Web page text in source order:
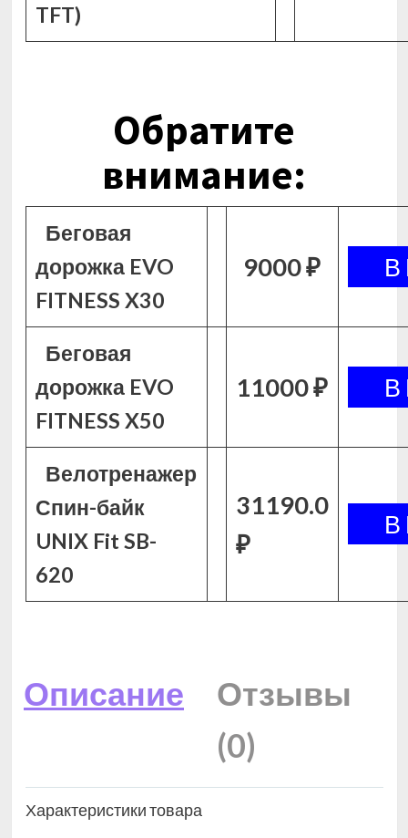
TFT)
Обратите
внимание:
Беговая
дорожка EVO
FITNESS X30
9000 ₽
Беговая
дорожка EVO
FITNESS X50
11000 ₽
Велотренажер
Спин-байк
UNIX Fit SB-
620
31190.0
₽
Описание
Отзывы
(0)
Характеристики товара